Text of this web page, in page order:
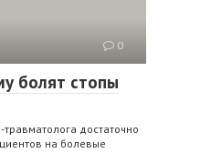
0
болят стопы
достаточно
на болевые